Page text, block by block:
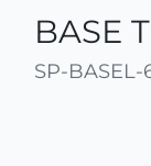
BASE
SP-BASEL-